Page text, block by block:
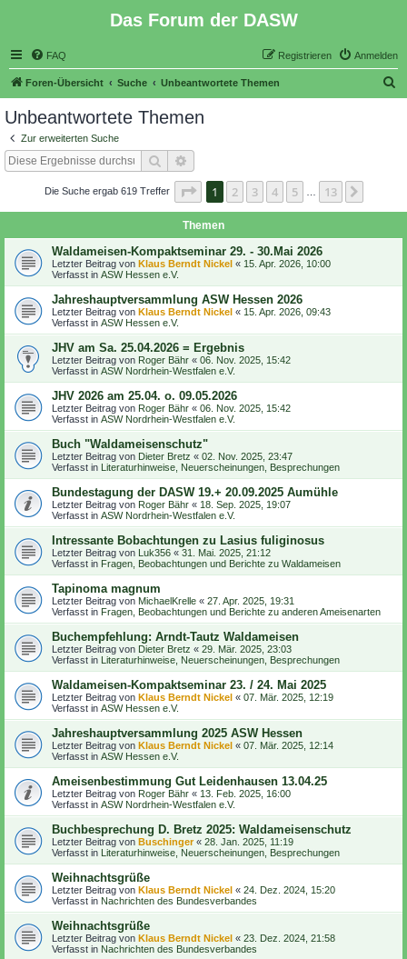
Das Forum der DASW
FAQ Anmelden
Registrieren
Foren-Übersicht Suche Unbeantwortete Themen
Unbeantwortete Themen
Zur erweiterten Suche
Suche
Die Suche ergab 619 Treffer Seite 1von 13
1 2 3 4 5 13
Themen
Waldameisen-Kompaktseminar 29. - 30.Mai 2026
Letzter Beitrag von Klaus Berndt Nickel « 15. Apr. 2026, 10:00
Verfasst in ASW Hessen e.V.
Jahreshauptversammlung ASW Hessen 2026
Letzter Beitrag von Klaus Berndt Nickel « 15. Apr. 2026, 09:43
Verfasst in ASW Hessen e.V.
JHV am Sa. 25.04.2026 = Ergebnis
Letzter Beitrag von Roger Bähr « 06. Nov. 2025, 15:42
Verfasst in ASW Nordrhein-Westfalen e.V.
JHV 2026 am 25.04. o. 09.05.2026
Letzter Beitrag von Roger Bähr « 06. Nov. 2025, 15:42
Verfasst in ASW Nordrhein-Westfalen e.V.
Buch "Waldameisenschutz"
Letzter Beitrag von Dieter Bretz « 02. Nov. 2025, 23:47
Verfasst in Literaturhinweise, Neuerscheinungen, Besprechungen
Bundestagung der DASW 19.+ 20.09.2025 Aumühle
Letzter Beitrag von Roger Bähr « 18. Sep. 2025, 19:07
Verfasst in ASW Nordrhein-Westfalen e.V.
Intressante Bobachtungen zu Lasius fuliginosus
Letzter Beitrag von Luk356 « 31. Mai. 2025, 21:12
Verfasst in Fragen, Beobachtungen und Berichte zu Waldameisen
Tapinoma magnum
Letzter Beitrag von MichaelKrelle « 27. Apr. 2025, 19:31
Verfasst in Fragen, Beobachtungen und Berichte zu anderen Ameisenarten
Buchempfehlung: Arndt-Tautz Waldameisen
Letzter Beitrag von Dieter Bretz « 29. Mär. 2025, 23:03
Verfasst in Literaturhinweise, Neuerscheinungen, Besprechungen
Waldameisen-Kompaktseminar 23. / 24. Mai 2025
Letzter Beitrag von Klaus Berndt Nickel « 07. Mär. 2025, 12:19
Verfasst in ASW Hessen e.V.
Jahreshauptversammlung 2025 ASW Hessen
Letzter Beitrag von Klaus Berndt Nickel « 07. Mär. 2025, 12:14
Verfasst in ASW Hessen e.V.
Ameisenbestimmung Gut Leidenhausen 13.04.25
Letzter Beitrag von Roger Bähr « 13. Feb. 2025, 16:00
Verfasst in ASW Nordrhein-Westfalen e.V.
Buchbesprechung D. Bretz 2025: Waldameisenschutz
Letzter Beitrag von Buschinger« 28. Jan. 2025, 11:19
Verfasst in Literaturhinweise, Neuerscheinungen, Besprechungen
Weihnachtsgrüße
Letzter Beitrag von Klaus Berndt Nickel « 24. Dez. 2024, 15:20
Verfasst in Nachrichten des Bundesverbandes
Weihnachtsgrüße
Letzter Beitrag von Klaus Berndt Nickel « 23. Dez. 2024, 21:58
Verfasst in Nachrichten des Bundesverbandes